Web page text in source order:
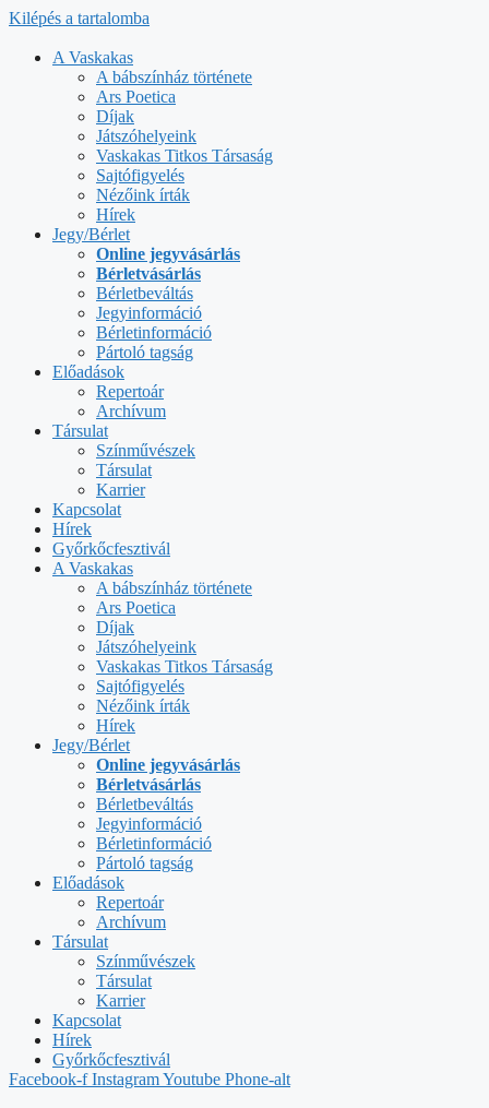
Kilépés a tartalomba
A Vaskakas
A bábszínház története
Ars Poetica
Díjak
Játszóhelyeink
Vaskakas Titkos Társaság
Sajtófigyelés
Nézőink írták
Hírek
Jegy/Bérlet
Online jegyvásárlás
Bérletvásárlás
Bérletbeváltás
Jegyinformáció
Bérletinformáció
Pártoló tagság
Előadások
Repertoár
Archívum
Társulat
Színművészek
Társulat
Karrier
Kapcsolat
Hírek
Győrkőcfesztivál
A Vaskakas
A bábszínház története
Ars Poetica
Díjak
Játszóhelyeink
Vaskakas Titkos Társaság
Sajtófigyelés
Nézőink írták
Hírek
Jegy/Bérlet
Online jegyvásárlás
Bérletvásárlás
Bérletbeváltás
Jegyinformáció
Bérletinformáció
Pártoló tagság
Előadások
Repertoár
Archívum
Társulat
Színművészek
Társulat
Karrier
Kapcsolat
Hírek
Győrkőcfesztivál
Facebook-f InstagramYoutube Phone-alt